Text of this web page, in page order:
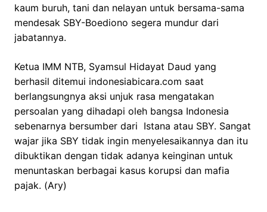
kaum buruh, tani dan nelayan untuk bersama-sama
mendesak SBY-Boediono segera mundur dari
jabatannya.
Ketua IMM NTB, Syamsul Hidayat Daud yang
berhasil ditemui indonesiabicara.com saat
berlangsungnya aksi unjuk rasa mengatakan
persoalan yang dihadapi oleh bangsa Indonesia
sebenarnya bersumber dari Istana atau SBY. Sangat
wajar jika SBY tidak ingin menyelesaikannya dan itu
dibuktikan dengan tidak adanya keinginan untuk
menuntaskan berbagai kasus korupsi dan mafia
pajak. (Ary)